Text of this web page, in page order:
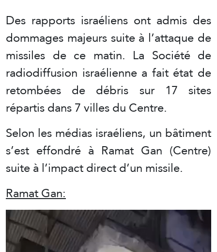
Des rapports israéliens ont admis des
dommages majeurs suite à l’attaque de
missiles de ce matin. La Société de
radiodiffusion israélienne a fait état de
retombées de débris sur 17 sites
répartis dans 7 villes du Centre.
Selon les médias israéliens, un bâtiment
s’est effondré à Ramat Gan (Centre)
suite à l’impact direct d’un missile.
Ramat Gan: